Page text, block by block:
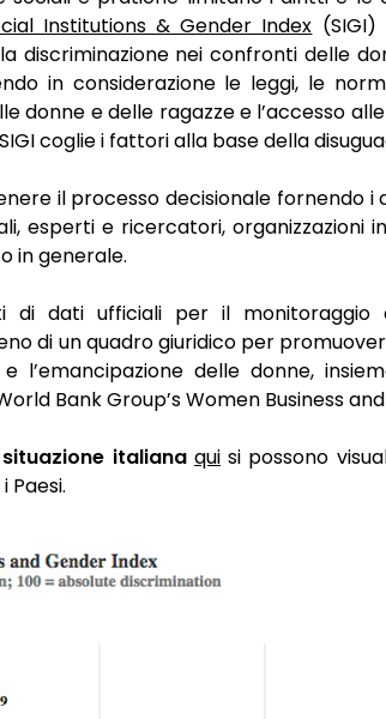
Institutions & Gender Index
la discriminazione nei confronti delle
in considerazione le leggi, le
donne e delle ragazze e l’accesso
coglie i fattori alla base della
il processo decisionale fornendo
esperti e ricercatori, organizzazioni
in generale.
dati ufficiali per il monitoraggio
di un quadro giuridico per
l’emancipazione delle donne,
Bank Group’s Women Business
situazione italiana quisi possono